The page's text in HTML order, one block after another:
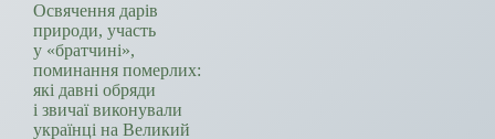
Освячення дарів
природи, участь
у «братчині»,
поминання померлих:
які давні обряди
і звичаї виконували
українці на Великий